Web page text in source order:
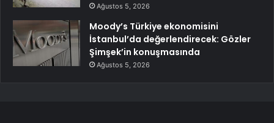
Ağustos 5, 2026
Moody’s Türkiye ekonomisini
İstanbul’da değerlendirecek: Gözler
Şimşek’in konuşmasında
Ağustos 5, 2026